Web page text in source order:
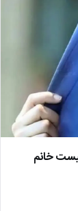
خانم